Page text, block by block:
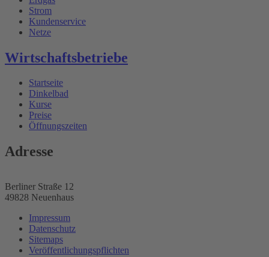
Strom
Kundenservice
Netze
Wirtschaftsbetriebe
Startseite
Dinkelbad
Kurse
Preise
Öffnungszeiten
Adresse
Berliner Straße 12
49828 Neuenhaus
Impressum
Datenschutz
Sitemaps
Veröffentlichungspflichten